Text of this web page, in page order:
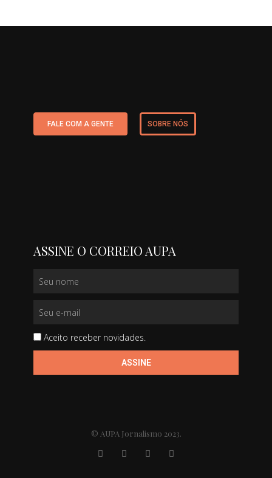
FALE COM A GENTE SOBRE NÓS
ASSINE O CORREIO AUPA
Aceito receber novidades.
ASSINE
© AUPA Jornalismo 2023.